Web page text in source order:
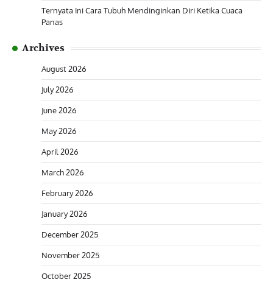
Ternyata Ini Cara Tubuh Mendinginkan Diri Ketika Cuaca
Panas
Archives
August 2026
July 2026
June 2026
May 2026
April 2026
March 2026
February 2026
January 2026
December 2025
November 2025
October 2025